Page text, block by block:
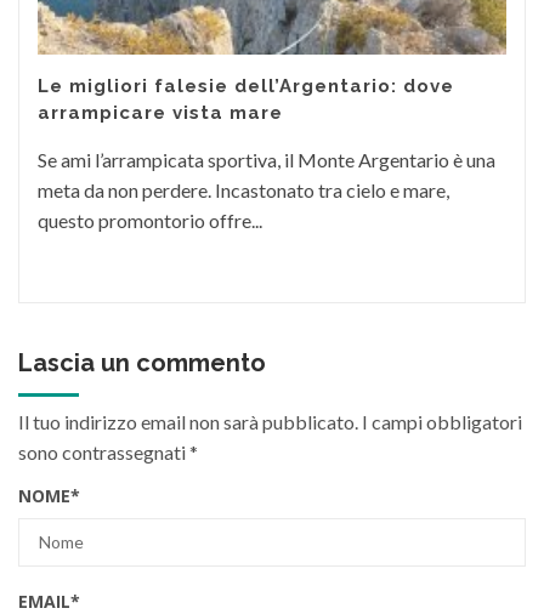
Le migliori falesie dell’Argentario: dove
arrampicare vista mare
Se ami l’arrampicata sportiva, il Monte Argentario è una
meta da non perdere. Incastonato tra cielo e mare,
questo promontorio offre...
Lascia un commento
Il tuo indirizzo email non sarà pubblicato. I campi obbligatori
sono contrassegnati*
NOME*
EMAIL*